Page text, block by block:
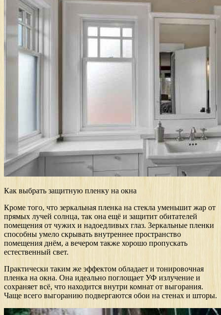
Как выбрать защитную пленку на окна
Кроме того, что зеркальная пленка на стекла уменьшит жар от
прямых лучей солнца, так она ещё и защитит обитателей
помещения от чужих и надоедливых глаз. Зеркальные пленки
способны умело скрывать внутреннее пространство
помещения днём, а вечером также хорошо пропускать
естественный свет.
Практически таким же эффектом обладает и тонировочная
пленка на окна. Она идеально поглощает УФ излучение и
сохраняет всё, что находится внутри комнат от выгорания.
Чаще всего выгоранию подвергаются обои на стенах и шторы.